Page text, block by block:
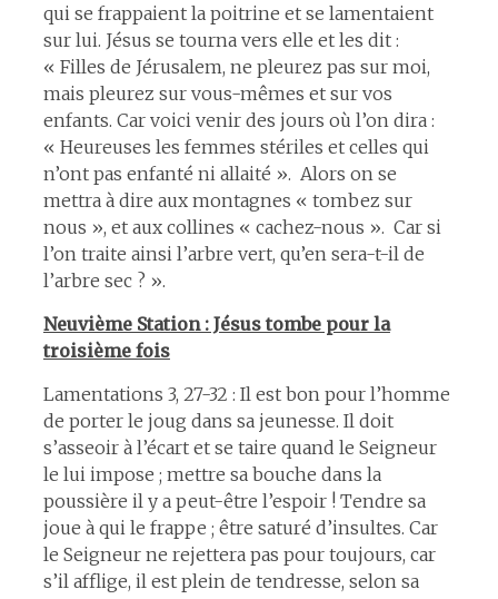
qui se frappaient la poitrine et se lamentaient
sur lui. Jésus se tourna vers elle et les dit :
« Filles de Jérusalem, ne pleurez pas sur moi,
mais pleurez sur vous-mêmes et sur vos
enfants. Car voici venir des jours où l’on dira :
« Heureuses les femmes stériles et celles qui
n’ont pas enfanté ni allaité ». Alors on se
mettra à dire aux montagnes « tombez sur
nous », et aux collines « cachez-nous ». Car si
l’on traite ainsi l’arbre vert, qu’en sera-t-il de
l’arbre sec ? ».
Neuvième Station : Jésus tombe pour la
troisième fois
Lamentations 3, 27-32 : Il est bon pour l’homme
de porter le joug dans sa jeunesse. Il doit
s’asseoir à l’écart et se taire quand le Seigneur
le lui impose ; mettre sa bouche dans la
poussière il y a peut-être l’espoir ! Tendre sa
joue à qui le frappe ; être saturé d’insultes. Car
le Seigneur ne rejettera pas pour toujours, car
s’il afflige, il est plein de tendresse, selon sa